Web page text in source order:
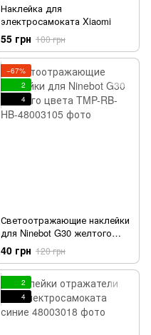
Наклейка для
электросамоката Xiaomi
55 грн 100 грн
−67%
2
4
Светоотражающие наклейки
для Ninebot G30 желтого
цвета
40 грн 120 грн
2
4